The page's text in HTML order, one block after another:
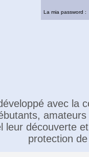
La mia password :
avec la
leur découverte
protection